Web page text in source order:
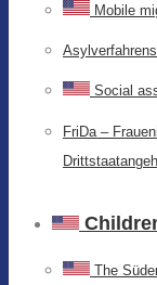
Mobile
Social
FriDa –
The